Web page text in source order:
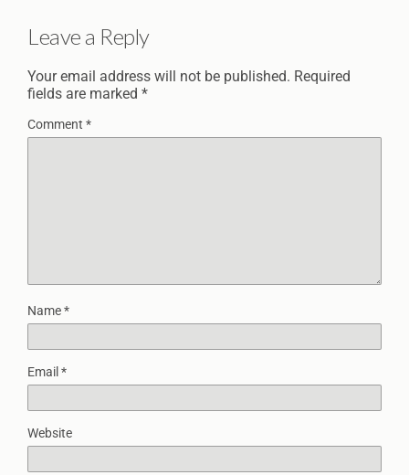
Leave a Reply
Your email address will not be published. Required
fields are marked *
Comment *
Name*
Email *
Website